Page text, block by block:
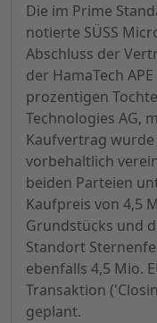
Die im Prime
notierte SÜSS
Abschluss der
der HamaTech
prozentigen
Technologies AG,
Kaufvertrag
vorbehaltlich
beiden Parteien
Kaufpreis von 4,5
Grundstücks und
Standort
ebenfalls 4,5 Mio.
Transaktion
geplant.